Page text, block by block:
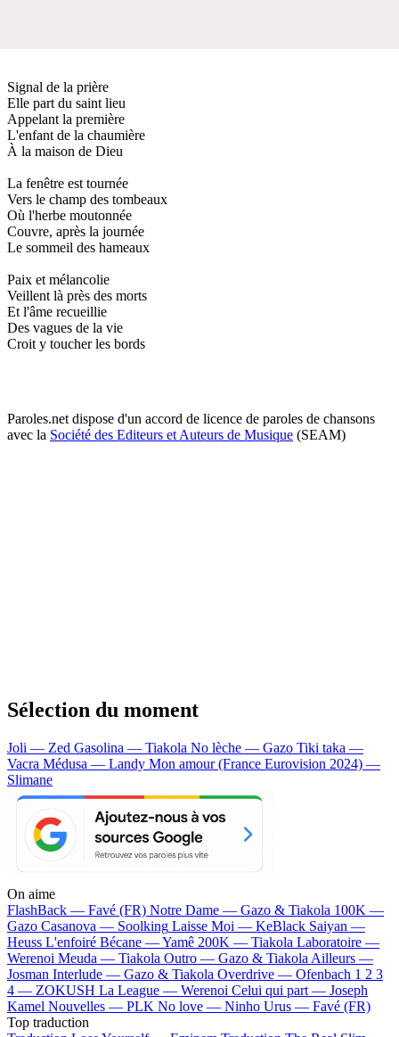
Signal de la prière
Elle part du saint lieu
Appelant la première
L'enfant de la chaumière
À la maison de Dieu
La fenêtre est tournée
Vers le champ des tombeaux
Où l'herbe moutonnée
Couvre, après la journée
Le sommeil des hameaux
Paix et mélancolie
Veillent là près des morts
Et l'âme recueillie
Des vagues de la vie
Croit y toucher les bords
Paroles.net dispose d'un accord de licence de paroles de chansons
avec la Société des Editeurs et Auteurs de Musique (SEAM)
Sélection du moment
Joli — Zed Gasolina — Tiakola No lèche — Gazo Tiki taka —
Vacra Médusa — Landy Mon amour (France Eurovision 2024) —
Slimane
On aime
FlashBack — Favé (FR) Notre Dame — Gazo & Tiakola 100K —
Gazo Casanova — Soolking Laisse Moi — KeBlack Saiyan —
Heuss L'enfoiré Bécane —Yamê 200K — Tiakola Laboratoire —
Werenoi Meuda — Tiakola Outro — Gazo & Tiakola Ailleurs —
Josman Interlude — Gazo & Tiakola Overdrive — Ofenbach 1 2 3
4 — ZOKUSH La League — Werenoi Celui qui part — Joseph
Kamel Nouvelles — PLK No love — Ninho Urus — Favé (FR)
Top traduction